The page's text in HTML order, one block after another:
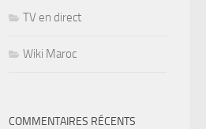
TV en direct
Wiki Maroc
COMMENTAIRES RÉCENTS